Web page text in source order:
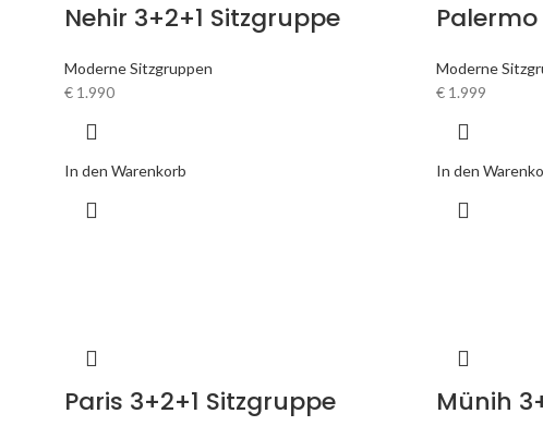
Nehir 3+2+1 Sitzgruppe
Moderne Sitzgruppen
€ 1.990
In den Warenkorb
Moderne
€ 1.999
In den
Paris 3+2+1 Sitzgruppe Münih